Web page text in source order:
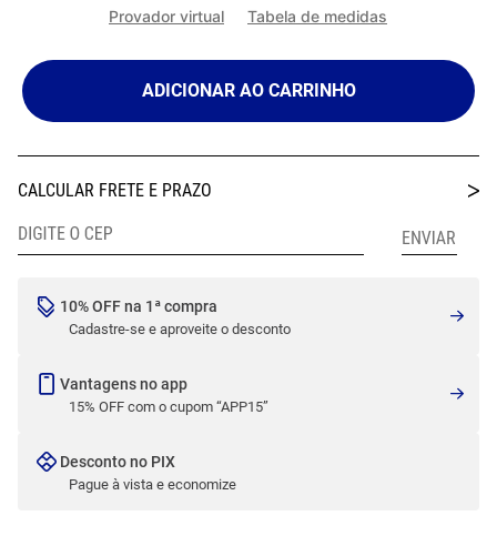
Provador virtual Tabela de medidas
ADICIONAR AO CARRINHO
10% OFF na 1ª compra
Cadastre-se e aproveite o desconto
Vantagens no app
15% OFF com o cupom “APP15”
Desconto no PIX
Pague à vista e economize